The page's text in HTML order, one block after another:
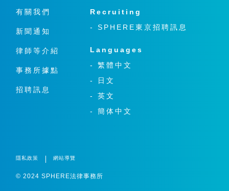
有關我們
新聞通知
律師等介紹
事務所據點
招聘訊息
Recruiting
- SPHERE東京招聘訊息
Languages
- 繁體中文
- 日文
- 英文
- 簡体中文
隱私政策 網站導覽
© ︎2024 SPHERE法律事務所